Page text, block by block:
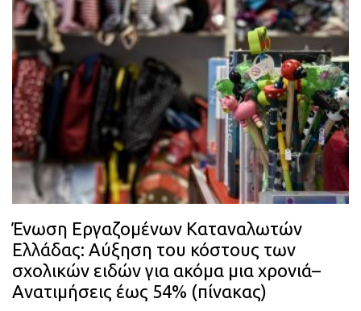
Ένωση Εργαζομένων Καταναλωτών
Ελλάδας: Αύξηση του κόστους των
σχολικών ειδών για ακόμα μια χρονιά–
Ανατιμήσεις έως 54% (πίνακας)